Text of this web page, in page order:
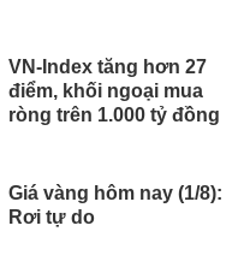
VN-Index tăng hơn 27
điểm, khối ngoại mua
ròng trên 1.000 tỷ đồng
Giá vàng hôm nay (1/8):
Rơi tự do